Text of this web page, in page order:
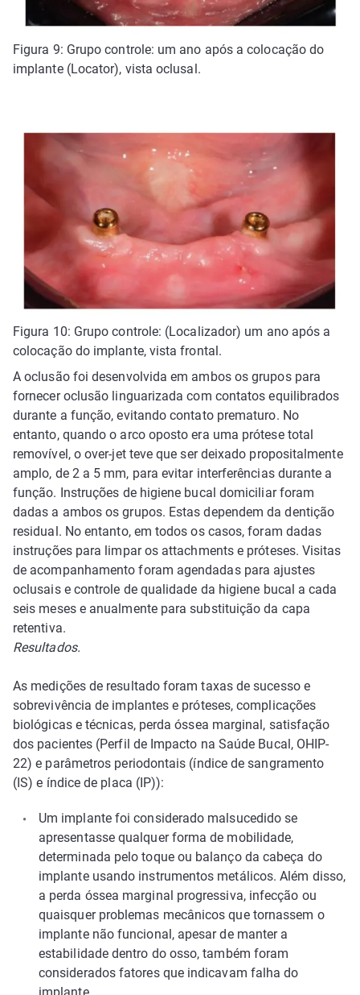
Figura 9: Grupo controle: um ano após a colocação do
implante (Locator), vista oclusal.
Figura 10: Grupo controle: (Localizador) um ano após a
colocação do implante, vista frontal.
A oclusão foi desenvolvida em ambos os grupos para
fornecer oclusão linguarizada com contatos equilibrados
durante a função, evitando contato prematuro. No
entanto, quando o arco oposto era uma prótese total
removível, o over-jet teve que ser deixado propositalmente
amplo, de 2 a 5 mm, para evitar interferências durante a
função. Instruções de higiene bucal domiciliar foram
dadas a ambos os grupos. Estas dependem da dentição
residual. No entanto, em todos os casos, foram dadas
instruções para limpar os attachments e próteses. Visitas
de acompanhamento foram agendadas para ajustes
oclusais e controle de qualidade da higiene bucal a cada
seis meses e anualmente para substituição da capa
retentiva.
Resultados.
As medições de resultado foram taxas de sucesso e
sobrevivência de implantes e próteses, complicações
biológicas e técnicas, perda óssea marginal, satisfação
dos pacientes (Perfil de Impacto na Saúde Bucal, OHIP-
22) e parâmetros periodontais (índice de sangramento
(IS) e índice de placa (IP)):
Um implante foi considerado malsucedido se
apresentasse qualquer forma de mobilidade,
determinada pelo toque ou balanço da cabeça do
implante usando instrumentos metálicos. Além disso,
a perda óssea marginal progressiva, infecção ou
quaisquer problemas mecânicos que tornassem o
implante não funcional, apesar de manter a
estabilidade dentro do osso, também foram
considerados fatores que indicavam falha do
implante.